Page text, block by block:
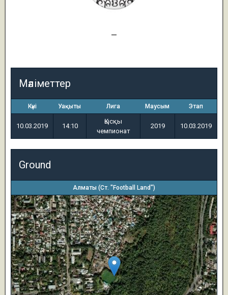
—
Мәліметтер
Күні Уақыты Лига Маусым Этап
10.03.2019 14:10
Қысқы
чемпионат
2019 10.03.2019
Ground
Алматы (Ст. "Football Land")